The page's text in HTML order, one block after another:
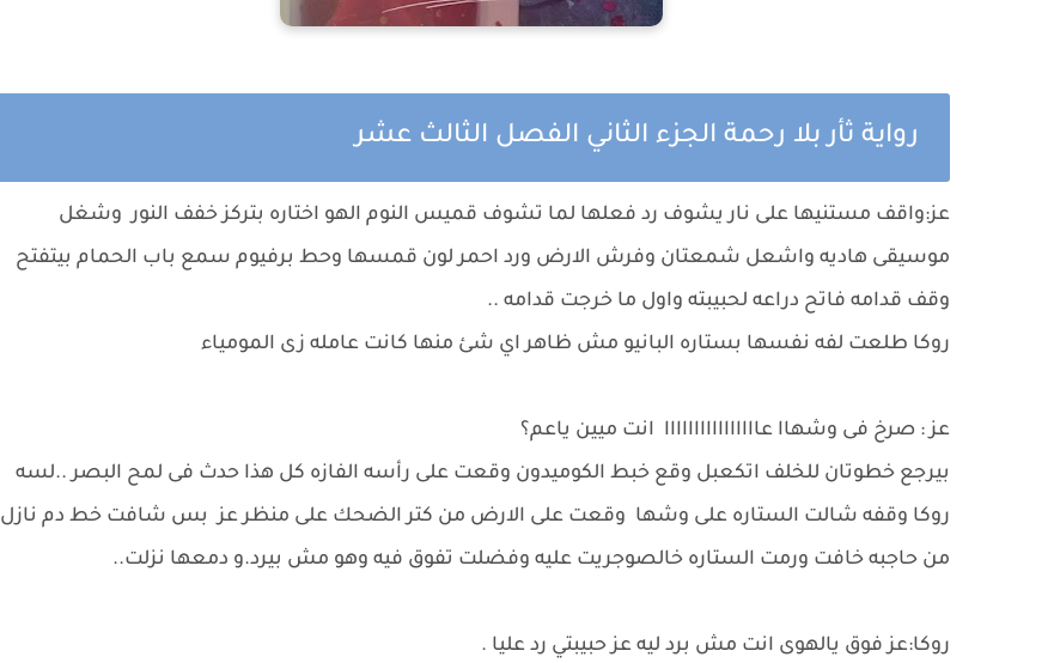
رواية ثأر بلا رحمة الجزء الثاني الفصل الثالث عشر
عز:واقف مستنيها على نار يشوف رد فعلها لما تشوف قميس النوم الهو اختاره بتركز خفف النور وشغل
موسيقى هاديه واشعل شمعتان وفرش الارض ورد احمر لون قمسها وحط برفيوم سمع باب الحمام بيتفتح
وقف قدامه فاتح دراعه لحبيبته واول ما خرجت قدامه ..
روكا طلعت لفه نفسها بستاره البانيو مش ظاهر اي شئ منها كانت عامله زى المومياء
عز : صرخ فى وشهاا عاااااااااااااااا انت ميين ياعم؟
بيرجع خطوتان للخلف اتكعبل وقع خبط الكوميدون وقعت على رأسه الفازه كل هذا حدث فى لمح البصر ..لسه
روكا وقفه شالت الستاره على وشها وقعت على الارض من كتر الضحك على منظر عز بس شافت خط دم نازل
من حاجبه خافت ورمت الستاره خالصوجريت عليه وفضلت تفوق فيه وهو مش بيرد.و دمعها نزلت..
روكا:عز فوق يالهوى انت مش برد ليه عز حبيبتي رد عليا .